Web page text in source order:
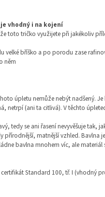
vhodný i na kojení
toto tričko využijete při jakékoliv
velké bříško a po porodu zase
něm
úpletu nemůže nebýt nadšený.
netrpí (ani ta citlivá). V těchto
tedy se ani řasení nevyvěšuje tak,
přírodnější, matnější vzhled. Bavlna
bavlna mnohem víc, ale
Standard 100, tř. I (vhodný